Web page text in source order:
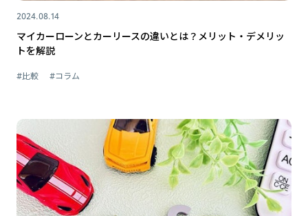
2024.08.14
マイカーローンとカーリースの違いとは？メリット・デメリッ
トを解説
#比較 #コラム